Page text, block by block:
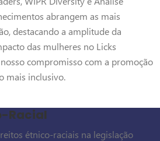
abrangem as mais
destacando a amplitude da
das mulheres no Licks
compromisso com a promoção
mais inclusivo.
Racial
étnico-raciais na legislação